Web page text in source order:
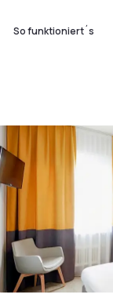
So funktioniert´s